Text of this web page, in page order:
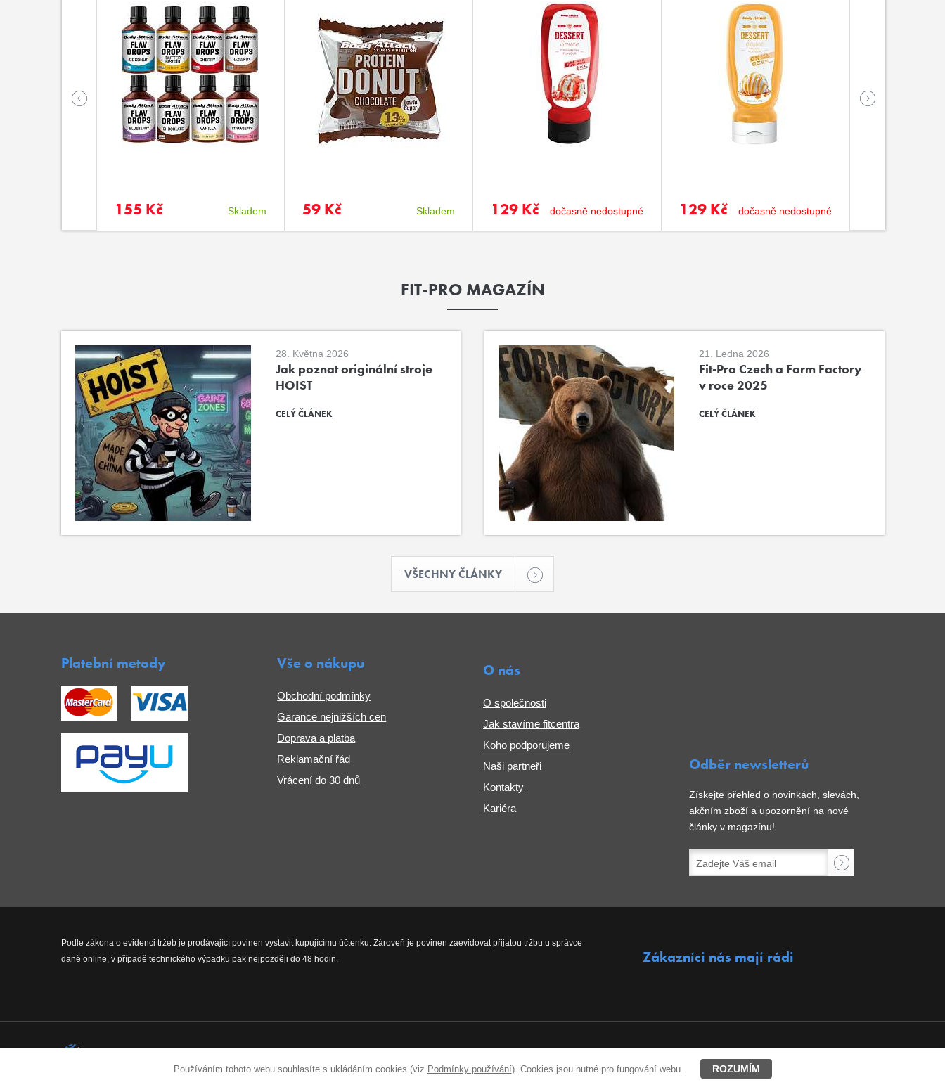
Používáním tohoto webu souhlasíte s ukládáním cookies (viz Podmínky používání). Cookies jsou nutné pro fungování webu. ROZUMÍM
155 Kč Skladem 59 Kč Skladem 129 Kč dočasně nedostupné 129 Kč dočasně nedostupné
FIT-PRO MAGAZÍN
28. Května 2026
Jak poznat originální stroje
HOIST
CELÝ ČLÁNEK
21. Ledna 2026
Fit-Pro Czech a Form Factory
v roce 2025
CELÝ ČLÁNEK
VŠECHNY ČLÁNKY
Platební metody Vše o nákupu
Obchodní podmínky
Garance nejnižších cen
Doprava a platba
Reklamační řád
Vrácení do 30 dnů
O nás
O společnosti
Jak stavíme fitcentra
Koho podporujeme
Naši partneři
Kontakty
Kariéra
Odběr newsletterů
Získejte přehled o novinkách, slevách,
akčním zboží a upozornění na nové
články v magazínu!
Podle zákona o evidenci tržeb je prodávající povinen vystavit kupujícímu účtenku. Zároveň je povinen zaevidovat přijatou tržbu u správce
daně online, v případě technického výpadku pak nejpozději do 48 hodin.
Zákazníci nás mají rádi